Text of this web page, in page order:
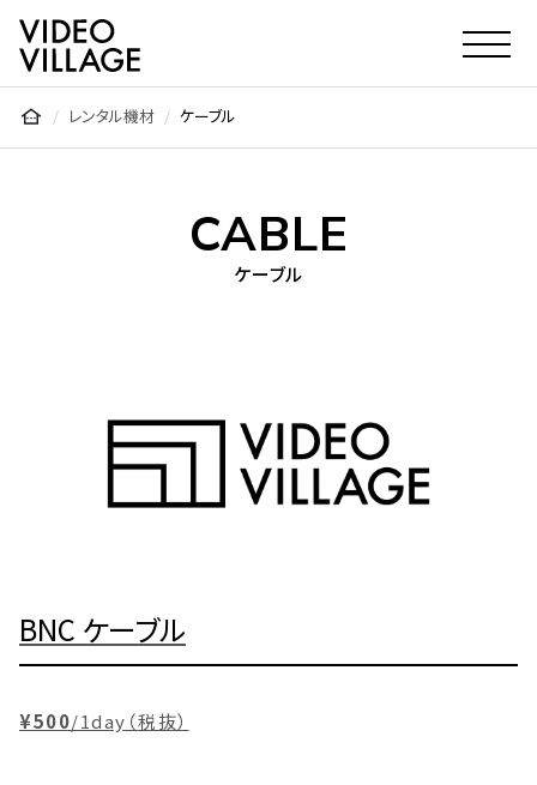
Video Village Inc.
レンタル機材 ケーブル
CABLE
ケーブル
BNC ケーブル
¥500/1day（税抜）